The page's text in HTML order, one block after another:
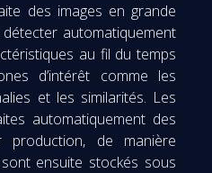
des images en grande
automatiquement
au fil du temps
d’intérêt comme les
et les similarités. Les
automatiquement des
de manière
ensuite stockés sous